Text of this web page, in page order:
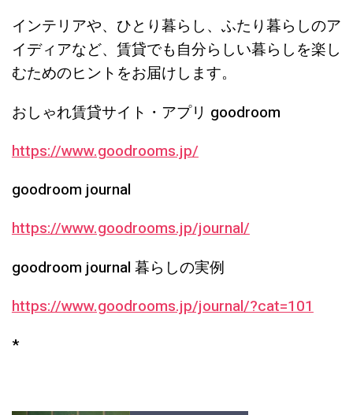
インテリアや、ひとり暮らし、ふたり暮らしのア
イディアなど、賃貸でも自分らしい暮らしを楽し
むためのヒントをお届けします。
おしゃれ賃貸サイト・アプリ goodroom
https://www.goodrooms.jp/
goodroom journal
https://www.goodrooms.jp/journal/
goodroom journal 暮らしの実例
https://www.goodrooms.jp/journal/?cat=101
*